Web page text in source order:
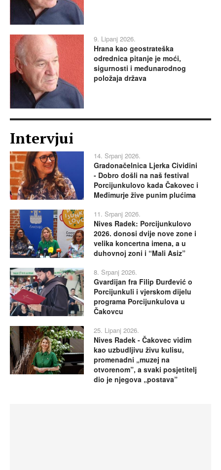
9. Lipanj 2026.
Hrana kao geostrateška
odrednica pitanje je moći,
sigurnosti i međunarodnog
položaja država
Intervjui
14. Srpanj 2026.
Gradonačelnica Ljerka Cividini
- Dobro došli na naš festival
Porcijunkulovo kada Čakovec i
Međimurje žive punim plućima
11. Srpanj 2026.
Nives Radek: Porcijunkulovo
2026. donosi dvije nove zone i
velika koncertna imena, a u
duhovnoj zoni i “Mali Asiz”
8. Srpanj 2026.
Gvardijan fra Filip Đurđević o
Porcijunkuli i vjerskom dijelu
programa Porcijunkulova u
Čakovcu
25. Lipanj 2026.
Nives Radek - Čakovec vidim
kao uzbudljivu živu kulisu,
promenadni „muzej na
otvorenom”, a svaki posjetitelj
dio je njegova „postava”